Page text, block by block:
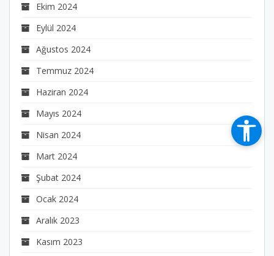
Ekim 2024
Eylül 2024
Ağustos 2024
Temmuz 2024
Haziran 2024
Mayıs 2024
Nisan 2024
Mart 2024
Şubat 2024
Ocak 2024
Aralık 2023
Kasım 2023